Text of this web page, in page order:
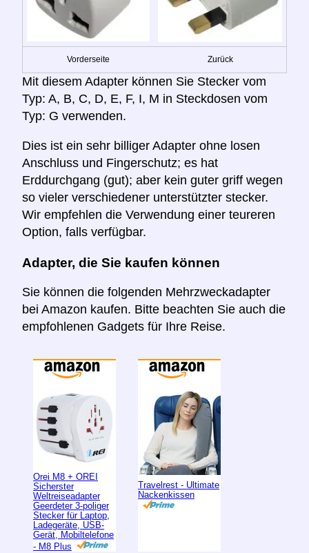
Vorderseite Zurück
Mit diesem Adapter können Sie Stecker vom
Typ: A, B, C, D, E, F, I, M in Steckdosen vom
Typ: G verwenden.
Dies ist ein sehr billiger Adapter ohne losen
Anschluss und Fingerschutz; es hat
Erddurchgang (gut); aber kein guter griff wegen
so vieler verschiedener unterstützter stecker.
Wir empfehlen die Verwendung einer teureren
Option, falls verfügbar.
Adapter, die Sie kaufen können
Sie können die folgenden Mehrzweckadapter
bei Amazon kaufen. Bitte beachten Sie auch die
empfohlenen Gadgets für Ihre Reise.
Orei M8 + OREI
Sicherster
Weltreiseadapter
Geerdeter 3-poliger
Stecker für Laptop,
Ladegeräte, USB-
Gerät, Mobiltelefone
- M8 Plus
Travelrest - Ultimate
Nackenkissen